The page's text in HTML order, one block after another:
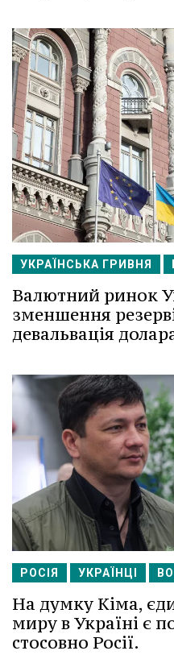
УКРАЇНСЬКА ГРИВНЯ
Валютний ринок
зменшення
девальвація
РОСІЯ УКРАЇНЦІ
На думку Кіма,
миру в Україні є
стосовно Росії.